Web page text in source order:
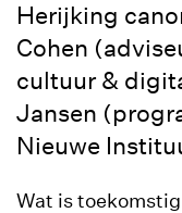
Herijking
Cohen
cultuur &
Jansen
Nieuwe
Wat is